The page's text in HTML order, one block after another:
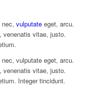
vulputateeget, arcu.
venenatis vitae, justo.
vulputate eget, arcu.
venenatis vitae, justo.
Integer tincidunt.